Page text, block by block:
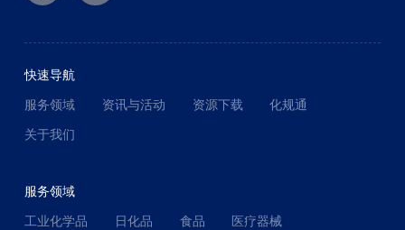
快速导航
服务领域
资讯与活动 资源下载
化规通
关于我们
服务领域
工业化学品
日化品 食品
医疗器械